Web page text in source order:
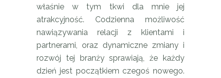
właśnie w tym tkwi dla mnie jej
atrakcyjność. Codzienna możliwość
nawiązywania relacji z klientami i
partnerami, oraz dynamiczne zmiany i
rozwój tej branży sprawiają, że każdy
dzień jest początkiem czegoś nowego.